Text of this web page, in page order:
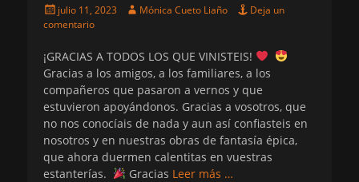
Publicado
el
julio 11, 2023 AutorMónica Cueto Liaño
Deja un
comentario
¡GRACIAS A TODOS LOS QUE VINISTEIS!
Gracias a los amigos, a los familiares, a los
compañeros que pasaron a vernos y que
estuvieron apoyándonos. Gracias a vosotros, que
no nos conocíais de nada y aun así confiasteis en
nosotros y en nuestras obras de fantasía épica,
que ahora duermen calentitas en vuestras
estanterías.
Gracias Leer más …